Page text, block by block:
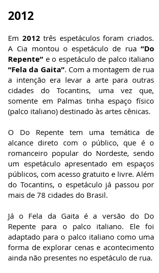
2012
Em 2012três espetáculos foram criados.
A Cia montou o espetáculo de rua “Do
Repente” e o espetáculo de palco italiano
“Fela da Gaita”. Com a montagem de rua
a intenção era levar a arte para outras
cidades do Tocantins, uma vez que,
somente em Palmas tinha espaço físico
(palco italiano) destinado às artes cênicas.
O Do Repente tem uma temática de
alcance direto com o público, que é o
romanceiro popular do Nordeste, sendo
um espetáculo apresentado em espaços
públicos, com acesso gratuito e livre. Além
do Tocantins, o espetáculo já passou por
mais de 78 cidades do Brasil.
Já o Fela da Gaita é a versão do Do
Repente para o palco italiano. Ele foi
adaptado para o palco italiano como uma
forma de explorar cenas e acontecimento
ainda não presentes no espetáculo de rua.